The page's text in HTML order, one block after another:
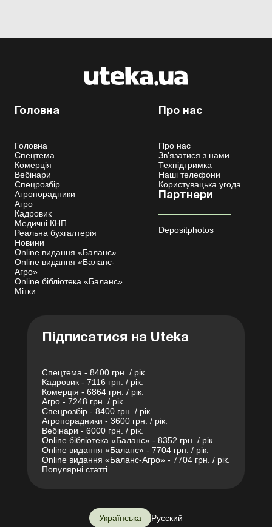
Головна
Головна
Спецтема
Комерція
Вебінари
Спецрозбір
Агропорадники
Агро
Кадровик
Медичні КНП
Реальна бухгалтерія
Новини
Online видання «Баланс»
Online видання «Баланс-
Агро»
Online бібліотека «Баланс»
Мітки
Про нас
Про нас
Зв'язатися з нами
Техпідтримка
Наші телефони
Користувацька угода
Партнери
Depositphotos
Підписатися на Uteka
Спецтема - 8400 грн. / рік.
Кадровик - 7116 грн. / рік.
Комерція - 6864 грн. / рік.
Агро - 7248 грн. / рік.
Спецрозбір - 8400 грн. / рік.
Агропорадники - 3600 грн. / рік.
Вебінари - 6000 грн. / рік.
Online бібліотека «Баланс» - 8352 грн. / рік.
Online видання «Баланс» - 7704 грн. / рік.
Online видання «Баланс-Агро» - 7704 грн. / рік.
Популярні статті
Українська Русский